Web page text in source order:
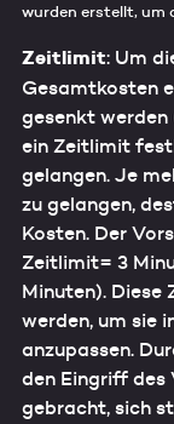
wurden erstellt, um
Zeitlimit: Um
Gesamtkosten
gesenkt werden
ein Zeitlimit
gelangen. Je
zu gelangen,
Kosten. Der
Zeitlimit= 3
Minuten). Diese
werden, um sie
anzupassen.
den Eingriff des
gebracht, sich